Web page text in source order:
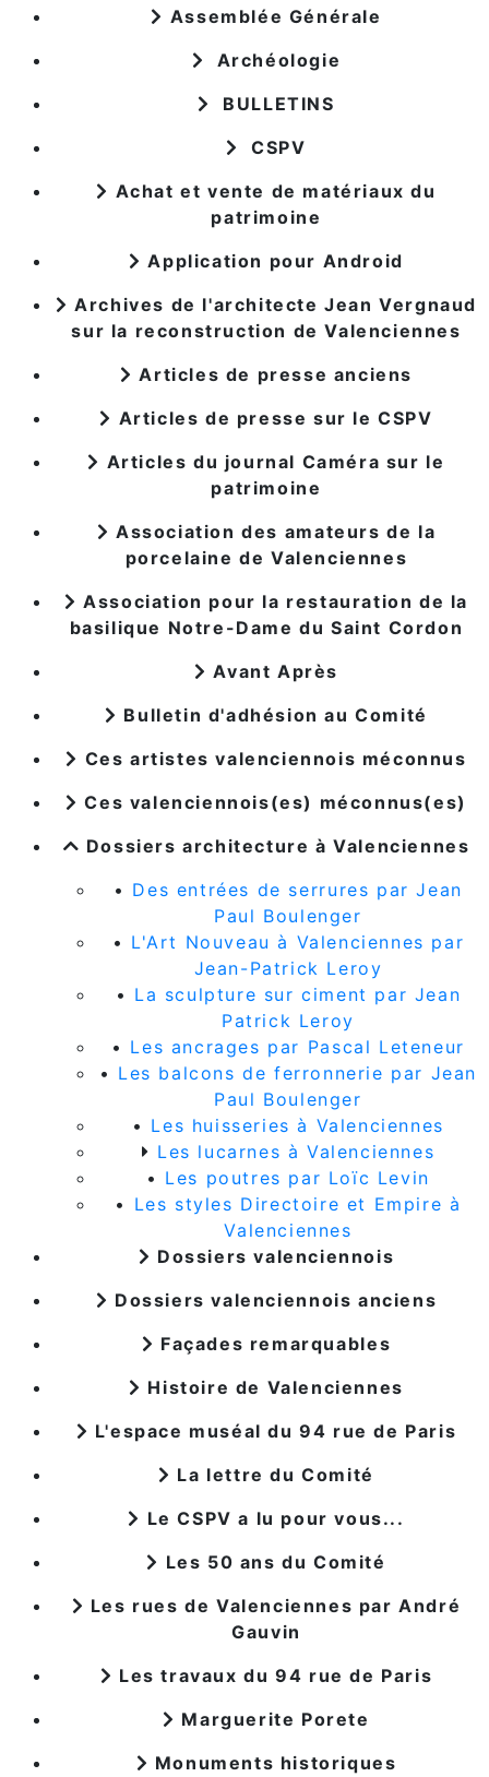
Assemblée Générale
Archéologie
BULLETINS
CSPV
Achat et vente de matériaux du
patrimoine
Application pour Android
Archives de l'architecte Jean Vergnaud
sur la reconstruction de Valenciennes
Articles de presse anciens
Articles de presse sur le CSPV
Articles du journal Caméra sur le
patrimoine
Association des amateurs de la
porcelaine de Valenciennes
Association pour la restauration de la
basilique Notre-Dame du Saint Cordon
Avant Après
Bulletin d'adhésion au Comité
Ces artistes valenciennois méconnus
Ces valenciennois(es) méconnus(es)
Dossiers architecture à Valenciennes
• Des entrées de serrures par Jean
Paul Boulenger
• L'Art Nouveau à Valenciennes par
Jean-Patrick Leroy
• La sculpture sur ciment par Jean
Patrick Leroy
• Les ancrages par Pascal Leteneur
• Les balcons de ferronnerie par Jean
Paul Boulenger
• Les huisseries à Valenciennes
Les lucarnes à Valenciennes
• Les poutres par Loïc Levin
• Les styles Directoire et Empire à
Valenciennes
Dossiers valenciennois
Dossiers valenciennois anciens
Façades remarquables
Histoire de Valenciennes
L'espace muséal du 94 rue de Paris
La lettre du Comité
Le CSPV a lu pour vous...
Les 50 ans du Comité
Les rues de Valenciennes par André
Gauvin
Les travaux du 94 rue de Paris
Marguerite Porete
Monuments historiques